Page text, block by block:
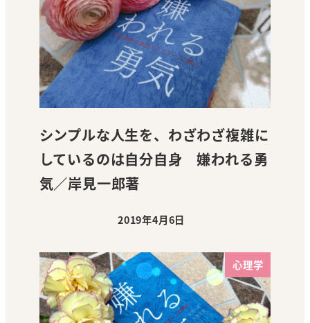
シンプルな人生を、わざわざ複雑に
しているのは自分自身 嫌われる勇
気／岸見一郎著
投稿日
2019年4月6日
心理学